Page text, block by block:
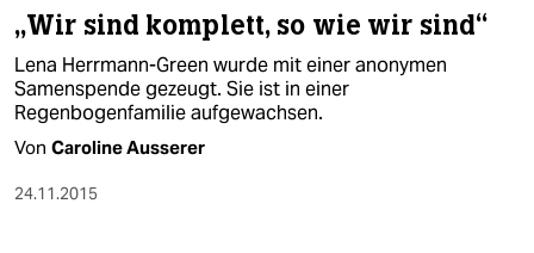
„Wir sind komplett, so wie wir sind“
Lena Herrmann-Green wurde mit einer anonymen
Samenspende gezeugt. Sie ist in einer
Regenbogenfamilie aufgewachsen.
Von Caroline Ausserer
24.11.2015